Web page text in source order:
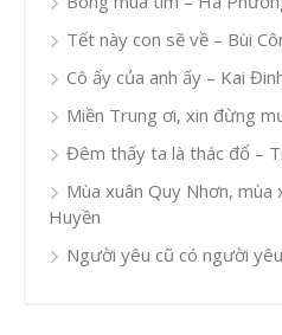
Tết này con sẽ về – Bùi
Cô ấy của anh ấy – Kai
Miền Trung ơi, xin đừng
Đêm thấy ta là thác đổ –
Mùa xuân Quy Nhơn, mùa
Huyền
Người yêu cũ có người